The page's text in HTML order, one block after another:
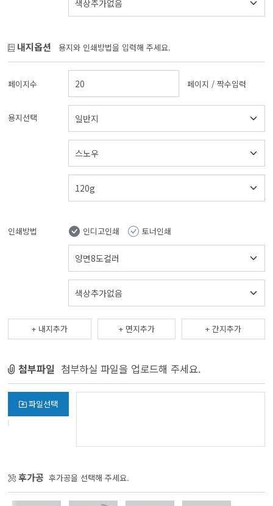
내지옵션 용지와 인쇄방법을 입력해 주세요.
페이지수 페이지 / 짝수입력
용지선택
인쇄방법 인디고인쇄 토너인쇄
내지추가 면지추가 간지추가
첨부파일 첨부하실 파일을 업로드해 주세요.
파일선택
후가공 후가공을 선택해 주세요.